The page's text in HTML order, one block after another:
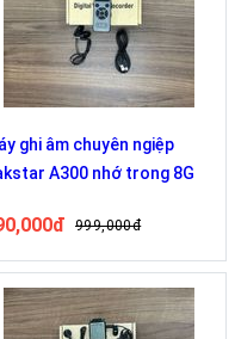
ghi âm chuyên ngiệp
A300 nhớ trong 8G
999,000đ